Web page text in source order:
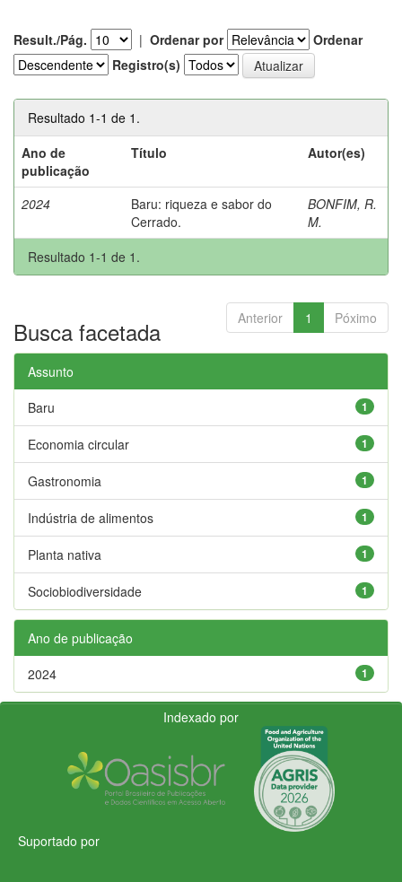
Result./Pág. | Ordenar por
Ordenar
Registro(s)
Resultado 1-1 de 1.
Ano de
publicação
Título Autor(es)
2024
Baru: riqueza e sabor do
Cerrado.
BONFIM, R.
M.
Resultado 1-1 de 1.
Anterior 1 Póximo
Busca facetada
Assunto
1
Baru
1
Economia circular
1
Gastronomia
1
Indústria de alimentos
1
Planta nativa
1
Sociobiodiversidade
Ano de publicação
1
2024
Indexado por
Suportado por